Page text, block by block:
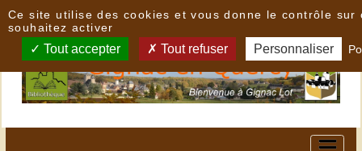
Ce site utilise des cookies et vous donne le contrôle sur
souhaitez activer
Tout accepter Tout refuser Personnaliser